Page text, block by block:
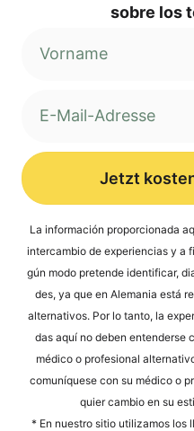
sob­re los
Jetzt
La infor­mación pro­por­cio­na­da
inter­cam­bio de expe­ri­en­ci­as y a
gún modo pre­ten­de iden­ti­fi­car,
des, ya que en Ale­ma­nia está
alter­na­tivos. Por lo tan­to, la
das aquí no deben enten­der­se
méd­ico o pro­fe­sio­nal
comuní­que­se con su méd­ico o
quier cam­bio en su
* En nues­tro sitio uti­liz­a­mos los